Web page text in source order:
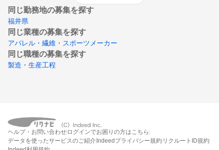
同じ勤務地の募集を探す
福井県
同じ業種の募集を探す
アパレル・繊維・スポーツメーカー
同じ職種の募集を探す
製造・生産工程
ヘルプ・お問い合わせ ログインでお困りの方はこちら
データを使ったサービスのご紹介Indeedプライバシー規約 リクルートID規約